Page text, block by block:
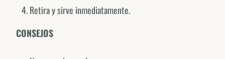
Retira y sirve inmediatamente.
CONSEJOS
Peru